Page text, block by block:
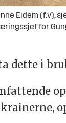
Eidem (f.v),
for
dette i